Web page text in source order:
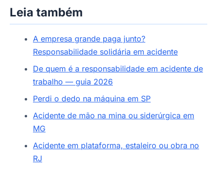
Leia também
A empresa grande paga junto?
Responsabilidade solidária em acidente
De quem é a responsabilidade em acidente de
trabalho — guia 2026
Perdi o dedo na máquina em SP
Acidente de mão na mina ou siderúrgica em
MG
Acidente em plataforma, estaleiro ou obra no
RJ